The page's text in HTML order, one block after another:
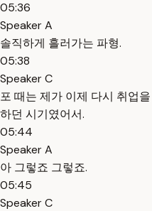
05:36
Speaker A
솔직하게 흘러가는 파형.
05:38
Speaker C
포 때는 제가 이제 다시 취업
하던 시기였어서.
05:44
Speaker A
아 그렇죠 그렇죠.
05:45
Speaker C